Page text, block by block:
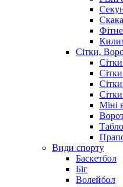
Сітки,
Міні
Види спорту
Баскетбол
Біг
Волейбол